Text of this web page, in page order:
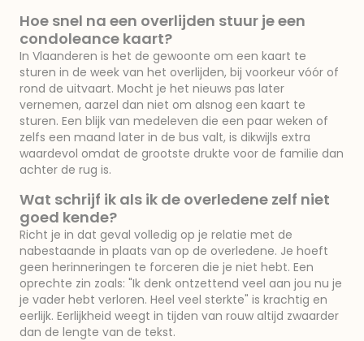
Hoe snel na een overlijden stuur je een
condoleance kaart?
In Vlaanderen is het de gewoonte om een kaart te
sturen in de week van het overlijden, bij voorkeur vóór of
rond de uitvaart. Mocht je het nieuws pas later
vernemen, aarzel dan niet om alsnog een kaart te
sturen. Een blijk van medeleven die een paar weken of
zelfs een maand later in de bus valt, is dikwijls extra
waardevol omdat de grootste drukte voor de familie dan
achter de rug is.
Wat schrijf ik als ik de overledene zelf niet
goed kende?
Richt je in dat geval volledig op je relatie met de
nabestaande in plaats van op de overledene. Je hoeft
geen herinneringen te forceren die je niet hebt. Een
oprechte zin zoals: "Ik denk ontzettend veel aan jou nu je
je vader hebt verloren. Heel veel sterkte" is krachtig en
eerlijk. Eerlijkheid weegt in tijden van rouw altijd zwaarder
dan de lengte van de tekst.